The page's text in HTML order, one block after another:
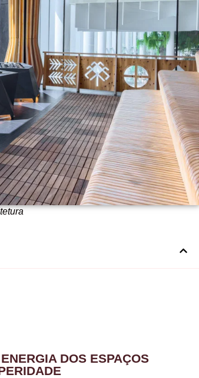
DOS ESPAÇOS